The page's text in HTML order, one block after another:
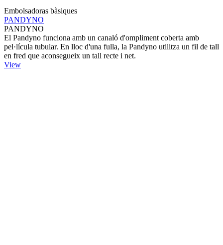
Embolsadoras bàsiques
PANDYNO
PANDYNO
El Pandyno funciona amb un canaló d'ompliment coberta amb
pel·lícula tubular. En lloc d'una fulla, la Pandyno utilitza un fil de tall
en fred que aconsegueix un tall recte i net.
View